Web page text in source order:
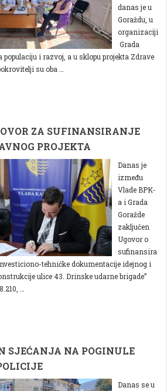
danas je u
Goraždu, u
organizaciji
Grada
populaciju i razvoj, a u sklopu projekta Zdrave
su oba …
ZA SUFINANSIRANJE
PROJEKTA
Danas je
između
Vlade BPK-
a i Grada
Goražde
zaključen
Ugovor o
sufinansira
tehničke dokumentacije idejnog i
ulice 43. Drinske udarne brigade”
…
SJEĆANJA NA POGINULE
Danas se u